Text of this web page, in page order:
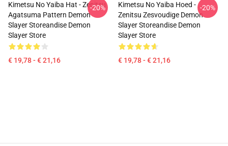
Kimetsu No Yaiba Hat - Zenitsu
Agatsuma Pattern Demon
Slayer Storeandise Demon
Slayer Store
€ 19,78 - € 21,16
-20%
Kimetsu No Yaiba Hoed -
Zenitsu Zesvoudige Demon
Slayer Storeandise Demon
Slayer Store
€ 19,78 - € 21,16
-20%